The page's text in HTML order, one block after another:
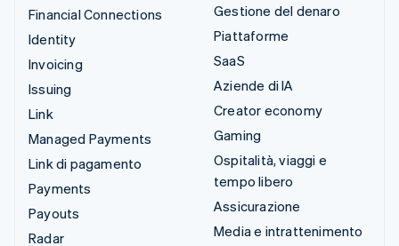
Financial Connections
Identity
Invoicing
Issuing
Link
Managed Payments
Link di pagamento
Payments
Payouts
Radar
Gestione del denaro
Piattaforme
SaaS
Aziende di IA
Creator economy
Gaming
Ospitalità, viaggi e
tempo libero
Assicurazione
Media e intrattenimento